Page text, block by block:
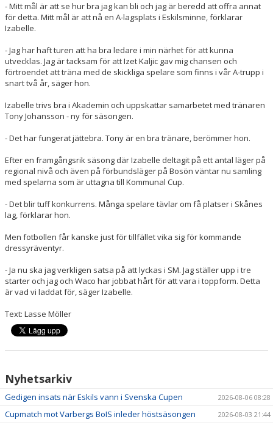
- Mitt mål är att se hur bra jag kan bli och jag är beredd att offra annat
för detta. Mitt mål är att nå en A-lagsplats i Eskilsminne, förklarar
Izabelle.
- Jag har haft turen att ha bra ledare i min närhet för att kunna
utvecklas. Jag är tacksam för att Izet Kaljic gav mig chansen och
förtroendet att träna med de skickliga spelare som finns i vår A-trupp i
snart två år, säger hon.
Izabelle trivs bra i Akademin och uppskattar samarbetet med tränaren
Tony Johansson - ny för säsongen.
- Det har fungerat jättebra. Tony är en bra tränare, berömmer hon.
Efter en framgångsrik säsong där Izabelle deltagit på ett antal läger på
regional nivå och även på förbundsläger på Bosön väntar nu samling
med spelarna som är uttagna till Kommunal Cup.
- Det blir tuff konkurrens. Många spelare tävlar om få platser i Skånes
lag, förklarar hon.
Men fotbollen får kanske just för tillfället vika sig för kommande
dressyräventyr.
- Ja nu ska jag verkligen satsa på att lyckas i SM. Jag ställer upp i tre
starter och jag och Waco har jobbat hårt för att vara i toppform. Detta
är vad vi laddat för, säger Izabelle.
Text: Lasse Möller
Nyhetsarkiv
Gedigen insats när Eskils vann i Svenska Cupen 2026-08-06 08:28
Cupmatch mot Varbergs BoIS inleder höstsäsongen 2026-08-03 21:44